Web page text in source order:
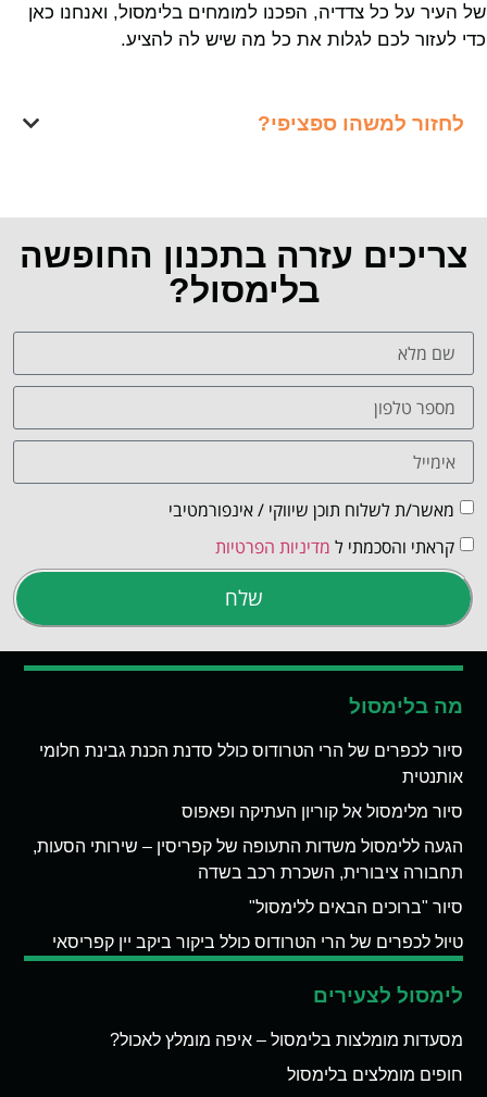
של העיר על כל צדדיה, הפכנו למומחים בלימסול, ואנחנו כאן
כדי לעזור לכם לגלות את כל מה שיש לה להציע.
לחזור למשהו ספציפי?
צריכים עזרה בתכנון החופשה
בלימסול?
מאשר/ת לשלוח תוכן שיווקי / אינפורמטיבי
קראתי והסכמתי ל מדיניות הפרטיות
שלח
מה בלימסול
סיור לכפרים של הרי הטרודוס כולל סדנת הכנת גבינת חלומי
אותנטית
סיור מלימסול אל קוריון העתיקה ופאפוס
הגעה ללימסול משדות התעופה של קפריסין – שירותי הסעות,
תחבורה ציבורית, השכרת רכב בשדה
סיור "ברוכים הבאים ללימסול"
טיול לכפרים של הרי הטרודוס כולל ביקור ביקב יין קפריסאי
לימסול לצעירים
מסעדות מומלצות בלימסול – איפה מומלץ לאכול?
חופים מומלצים בלימסול